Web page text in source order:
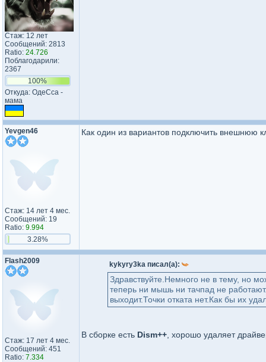
Стаж: 12 лет
Сообщений: 2813
Ratio: 24.726
Поблагодарили:
2367
100%
Откуда: ОдеСса -
мама
Yevgen46
Стаж: 14 лет 4 мес.
Сообщений: 19
Ratio: 9.994
3.28%
Как один из вариантов подключить внешнюю
Flash2009
Стаж: 17 лет 4 мес.
Сообщений: 451
Ratio: 7.334
kykyry3ka писал(а):
Здравствуйте.Немного не в тему, но
теперь ни мышь ни тачпад не
выходит.Точки отката нет.Как бы их
В сборке есть Dism++ , хорошо удаляет